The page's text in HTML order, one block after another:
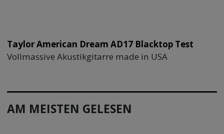
Taylor American Dream AD17 Blacktop Test
Vollmassive Akustikgitarre made in USA
AM MEISTEN GELESEN